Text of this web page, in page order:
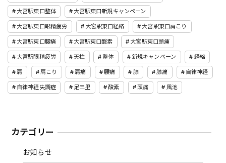
大宮駅東口整体 大宮駅東口新規キャンペーン
大宮駅東口眼精疲労 大宮駅東口経絡 大宮駅東口肩こり
大宮駅東口腰痛 大宮駅東口酸素 大宮駅東口頭痛
大宮駅眼精疲労 天柱 整体 新規キャンペーン 経絡
肩 肩こり 肩痛 腰痛 膝 膝痛 自律神経
自律神経失調症 足三里 酸素 頭痛 風池
カテゴリー
お知らせ